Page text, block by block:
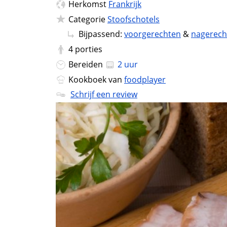
Herkomst Frankrijk
CategorieStoofschotels
Bijpassend: voorgerechten &
4 porties
Bereiden
2 uur
Kookboek van foodplayer
Schrijf een review